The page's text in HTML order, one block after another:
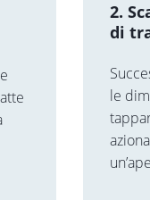
2.
di
le